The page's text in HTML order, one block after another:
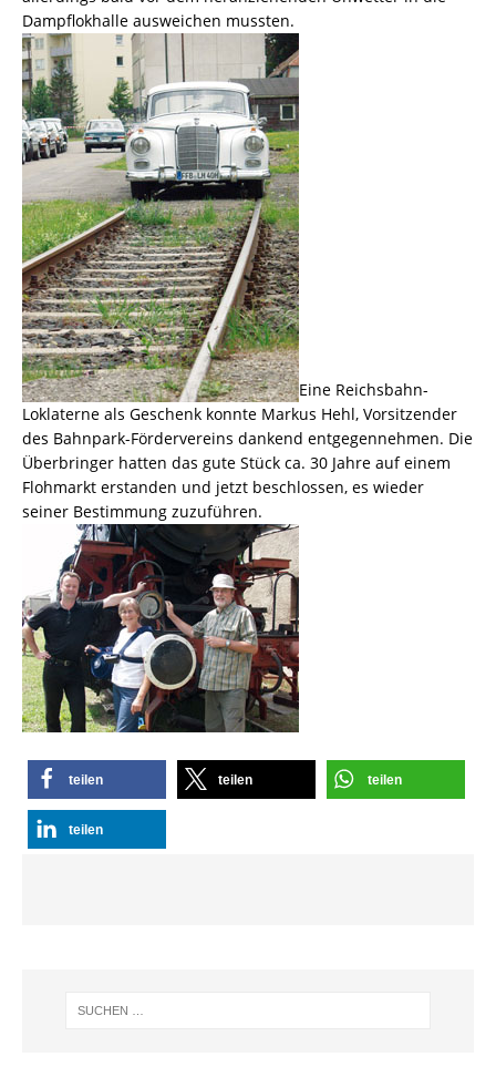
Dampflokhalle ausweichen mussten.
Eine Reichsbahn-
Loklaterne als Geschenk konnte Markus Hehl, Vorsitzender
des Bahnpark-Fördervereins dankend entgegennehmen. Die
Überbringer hatten das gute Stück ca. 30 Jahre auf einem
Flohmarkt erstanden und jetzt beschlossen, es wieder
seiner Bestimmung zuzuführen.
teilen teilen teilen
teilen